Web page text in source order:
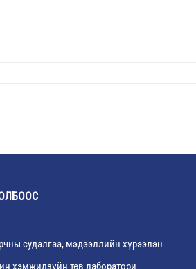
судалгаа, мэдээллийн хүрээлэн
хэмжилзүйн төв лаборатори